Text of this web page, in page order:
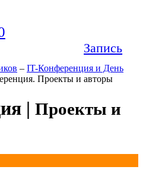
Запись
– IT-Конференция и День
Проекты и авторы
| Проекты и